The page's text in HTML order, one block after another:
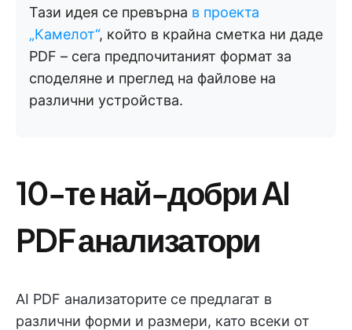
Тази идея се превърна в проекта
„Камелот“, който в крайна сметка ни даде
PDF – сега предпочитаният формат за
споделяне и преглед на файлове на
различни устройства.
10-те най-добри AI
PDF анализатори
AI PDF анализаторите се предлагат в
различни форми и размери, като всеки от